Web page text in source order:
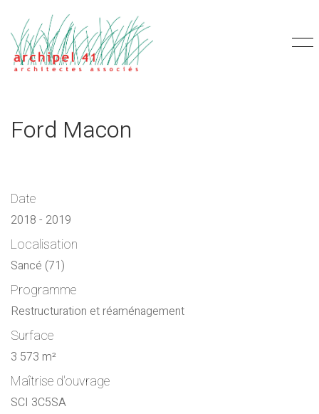
Ford Macon
Date
2018 - 2019
Localisation
Sancé (71)
Programme
Restructuration et réaménagement
Surface
3 573 m²
Maîtrise d'ouvrage
SCI 3C5SA